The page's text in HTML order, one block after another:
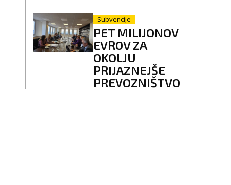
Subvencije
PET MILIJONOV
EVROV ZA
OKOLJU
PRIJAZNEJŠE
PREVOZNIŠTVO